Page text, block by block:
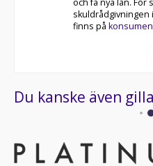
och få nya lån. För
skuldrådgivningen
finns på
Du kanske även